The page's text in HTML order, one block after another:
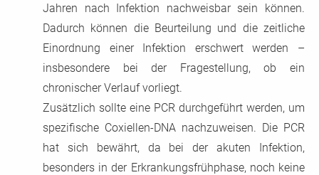
Jahren nach Infektion nachweisbar sein können.
Dadurch können die Beurteilung und die zeitliche
Einordnung einer Infektion erschwert werden –
insbesondere bei der Fragestellung, ob ein
chronischer Verlauf vorliegt.
Zusätzlich sollte eine PCR durchgeführt werden, um
spezifische Coxiellen-DNA nachzuweisen. Die PCR
hat sich bewährt, da bei der akuten Infektion,
besonders in der Erkrankungsfrühphase, noch keine